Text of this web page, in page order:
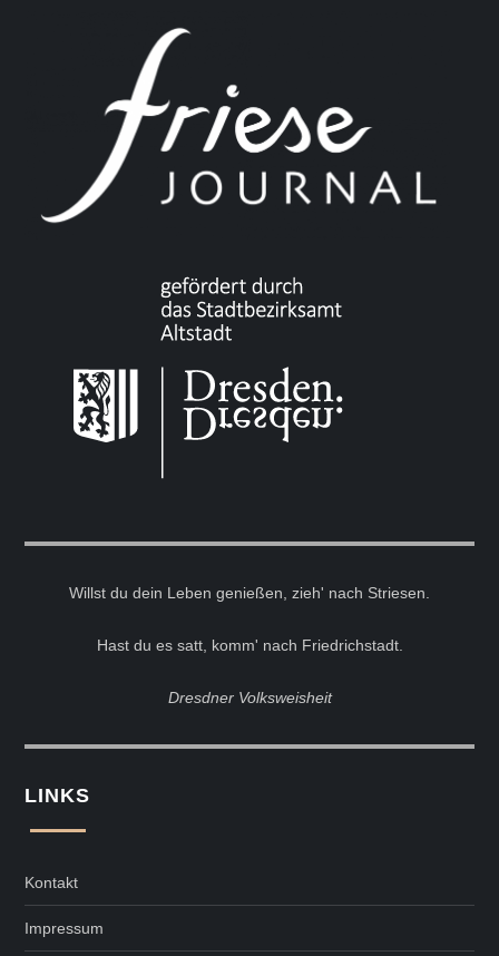
Willst du dein Leben genießen, zieh' nach Striesen.
Hast du es satt, komm' nach Friedrichstadt.
Dresdner Volksweisheit
LINKS
Kontakt
Impressum